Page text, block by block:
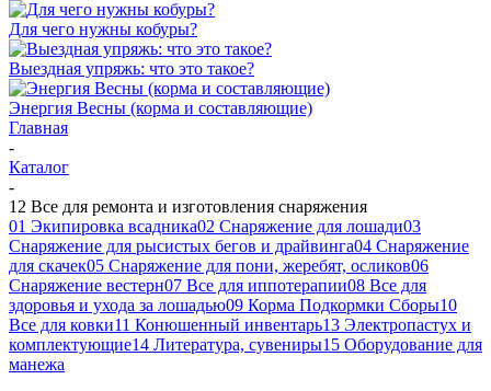
Для чего нужны кобуры?
Выездная упряжь: что это такое?
Энергия Весны (корма и составляющие)
Главная
-
Каталог
-
12 Все для ремонта и изготовления снаряжения
01 Экипировка всадника02 Снаряжение для лошади03
Снаряжение для рысистых бегов и драйвинга04 Снаряжение
для скачек05 Снаряжение для пони, жеребят, осликов06
Снаряжение вестерн07 Все для иппотерапии08 Все для
здоровья и ухода за лошадью09 Корма Подкормки Сборы10
Все для ковки11 Конюшенный инвентарь13 Электропастух и
комплектующие14 Литература, сувениры15 Оборудование для
манежа